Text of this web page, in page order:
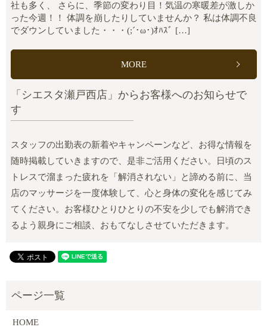
社も多く、 さらに、季節の変わり目！気温の寒暖差が激しか
った今週！！ 体調を崩したりしていませんか？ 私は体調不良
でダウンしていました・・・(;´･ω･)ｵﾊｽﾞ […]
MORE
「シエスタ瀬戸西店」からお客様へのお知らせで
す
スタッフの出勤表の新着やキャンペーンなど、お得な情報を
随時掲載していきますので、是非ご活用ください。日頃のス
トレスで溜まった疲れを「解消されない」と諦める前に、当
店のマッサージを一度体験して、心と身体の変化を感じてみ
てください。お客様ひとりひとりの不安を少しでも解消でき
るよう親身にご相談、おもてなしさせていただきます。
HOME